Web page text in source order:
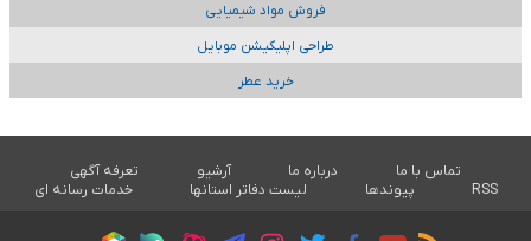
فروش مواد شیمیایی
طراحی اپلیکیشن موبایل
خرید عطر
تماس با ما درباره ما آرشیو
تعرفه آگهی
RSS
پیوندها لیست دفاتر استانها خدمات رسانه ای